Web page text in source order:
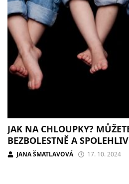
JAK NA CHLOUPKY?
BEZBOLESTNĚ A
JANA ŠMATLAVOVÁ 17. 10. 2024